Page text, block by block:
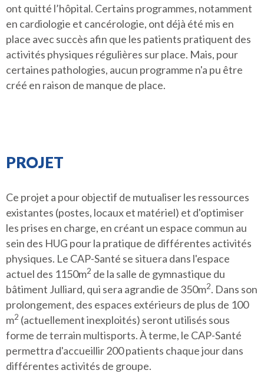
ont quitté l’hôpital. Certains programmes, notamment
en cardiologie et cancérologie, ont déjà été mis en
place avec succès afin que les patients pratiquent des
activités physiques régulières sur place. Mais, pour
certaines pathologies, aucun programme n'a pu être
créé en raison de manque de place.
PROJET
Ce projet a pour objectif de mutualiser les ressources
existantes (postes, locaux et matériel) et d'optimiser
les prises en charge, en créant un espace commun au
sein des HUG pour la pratique de différentes activités
physiques. Le CAP-Santé se situera dans l'espace
actuel des 1150m2 de la salle de gymnastique du
bâtiment Julliard, qui sera agrandie de 350m2. Dans son
prolongement, des espaces extérieurs de plus de 100
m2 (actuellement inexploités) seront utilisés sous
forme de terrain multisports. À terme, le CAP-Santé
permettra d'accueillir 200 patients chaque jour dans
différentes activités de groupe.